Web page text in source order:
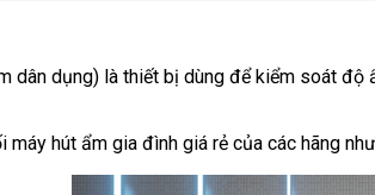
dân dụng) là thiết bị dùng để kiểm soát
máy hút ẩm gia đình giá rẻ của các hãng